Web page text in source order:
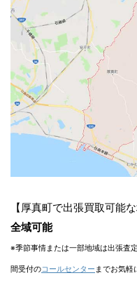
【厚真町で出張買取可能
全域可能
※季節事情または一部地域は出張査
間受付のコールセンター までお気軽